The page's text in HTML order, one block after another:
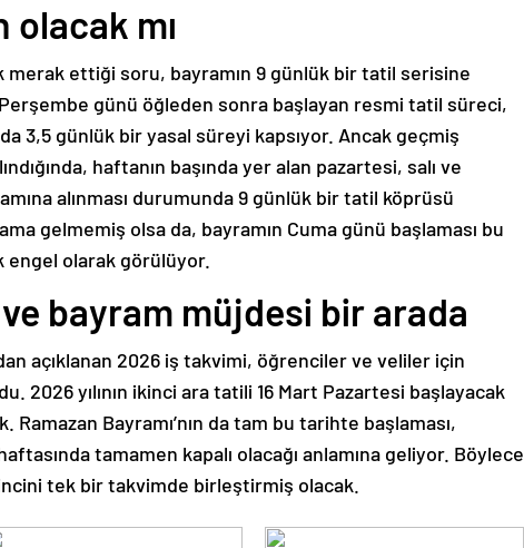
mı
merak ettiği soru, bayramın 9 günlük bir tatil serisine
günü öğleden sonra başlayan resmi tatil süreci,
3,5 günlük bir yasal süreyi kapsıyor. Ancak geçmiş
haftanın başında yer alan pazartesi, salı ve
alınması durumunda 9 günlük bir tatil köprüsü
gelmemiş olsa da, bayramın Cuma günü başlaması bu
olarak görülüyor.
bayram müjdesi bir arada
açıklanan 2026 iş takvimi, öğrenciler ve veliler için
2026 yılının ikinci ara tatili 16 Mart Pazartesi başlayacak
Bayramı’nın da tam bu tarihte başlaması,
tamamen kapalı olacağı anlamına geliyor. Böylece
tek bir takvimde birleştirmiş olacak.